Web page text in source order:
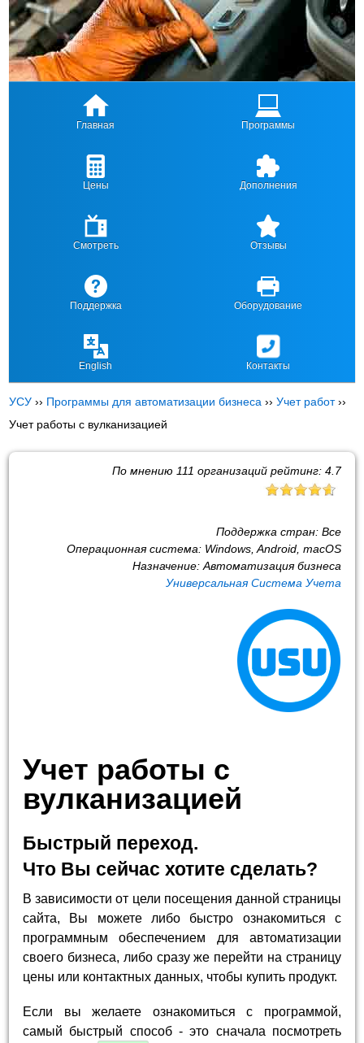
Главная Программы
Цены Дополнения
Смотреть Отзывы
Поддержка Оборудование
English Контакты
УСУ ›› Программы для автоматизации бизнеса ››Учет работ››
Учет работы с вулканизацией
По мнению 111 организаций рейтинг: 4.7
Поддержка стран: Все
Операционная система: Windows, Android, macOS
Назначение: Автоматизация бизнеса
Универсальная Система Учета
Учет работы с
вулканизацией
Быстрый переход.
Что Вы сейчас хотите сделать?
В зависимости от цели посещения данной страницы
сайта, Вы можете либо быстро ознакомиться с
программным обеспечением для автоматизации
своего бизнеса, либо сразу же перейти на страницу
цены или контактных данных, чтобы купить продукт.
Если вы желаете ознакомиться с программой,
самый быстрый способ - это сначала посмотреть